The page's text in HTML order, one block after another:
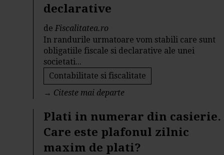
declarative
deFiscalitatea.ro
In randurile urmatoare vom stabili care sunt
obligatiile fiscale si declarative ale unei
societati...
Contabilitate si fiscalitate
→ Citeste mai departe
Plati in numerar din casierie.
Care este plafonul zilnic
maxim de plati?